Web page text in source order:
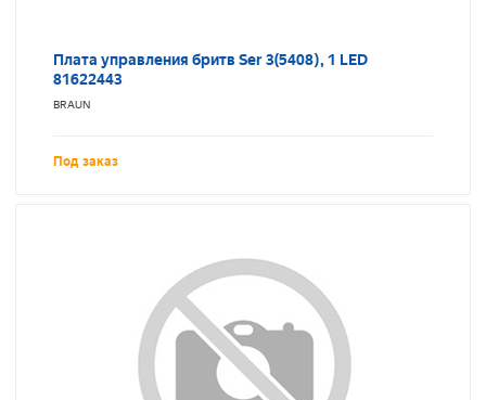
Плата управления бритв Ser 3(5408), 1 LED
81622443
BRAUN
Под заказ